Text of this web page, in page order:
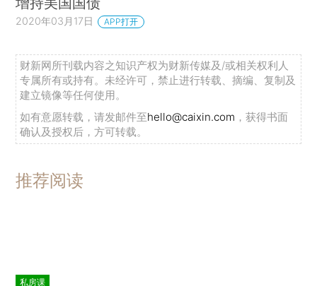
2020年03月17日 APP打开
财新网所刊载内容之知识产权为财新传媒及/或相关权利人
专属所有或持有。未经许可，禁止进行转载、摘编、复制及
建立镜像等任何使用。
如有意愿转载，请发邮件至hello@caixin.com ，获得书面
确认及授权后，方可转载。
推荐阅读
私房课